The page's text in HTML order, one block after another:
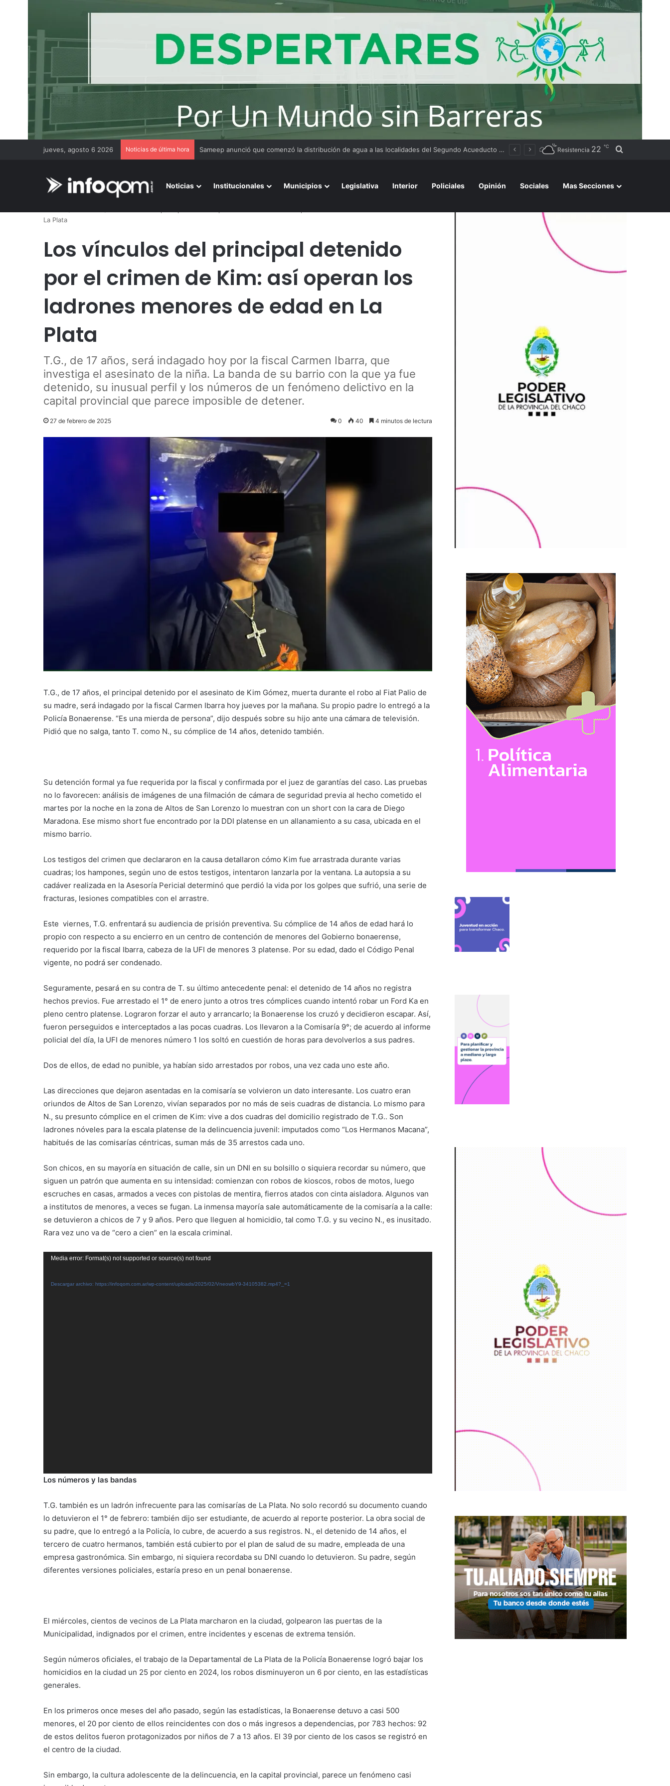
jueves, agosto 6 2026 Noticias de última hora Gremios y organizaciones sostienen la marcha pese a los cambios en la Ley de Tierras Resistencia 22 ℃ Buscar por
Noticias Institucionales Municipios Legislativa Interior Policiales Opinión Sociales Mas Secciones
La Plata
Los vínculos del principal detenido
por el crimen de Kim: así operan los
ladrones menores de edad en La
Plata
T.G., de 17 años, será indagado hoy por la fiscal Carmen Ibarra, que
investiga el asesinato de la niña. La banda de su barrio con la que ya fue
detenido, su inusual perfil y los números de un fenómeno delictivo en la
capital provincial que parece imposible de detener.
27 de febrero de 2025 0 40 4 minutos de lectura
T.G., de 17 años, el principal detenido por el asesinato de Kim Gómez, muerta durante el robo al Fiat Palio de
su madre, será indagado por la fiscal Carmen Ibarra hoy jueves por la mañana. Su propio padre lo entregó a la
Policía Bonaerense. “Es una mierda de persona”, dijo después sobre su hijo ante una cámara de televisión.
Pidió que no salga, tanto T. como N., su cómplice de 14 años, detenido también.
Su detención formal ya fue requerida por la fiscal y confirmada por el juez de garantías del caso. Las pruebas
no lo favorecen: análisis de imágenes de una filmación de cámara de seguridad previa al hecho cometido el
martes por la noche en la zona de Altos de San Lorenzo lo muestran con un short con la cara de Diego
Maradona. Ese mismo short fue encontrado por la DDI platense en un allanamiento a su casa, ubicada en el
mismo barrio.
Los testigos del crimen que declararon en la causa detallaron cómo Kim fue arrastrada durante varias
cuadras; los hampones, según uno de estos testigos, intentaron lanzarla por la ventana. La autopsia a su
cadáver realizada en la Asesoría Pericial determinó que perdió la vida por los golpes que sufrió, una serie de
fracturas, lesiones compatibles con el arrastre.
Este viernes, T.G. enfrentará su audiencia de prisión preventiva. Su cómplice de 14 años de edad hará lo
propio con respecto a su encierro en un centro de contención de menores del Gobierno bonaerense,
requerido por la fiscal Ibarra, cabeza de la UFI de menores 3 platense. Por su edad, dado el Código Penal
vigente, no podrá ser condenado.
Seguramente, pesará en su contra de T. su último antecedente penal: el detenido de 14 años no registra
hechos previos. Fue arrestado el 1° de enero junto a otros tres cómplices cuando intentó robar un Ford Ka en
pleno centro platense. Lograron forzar el auto y arrancarlo; la Bonaerense los cruzó y decidieron escapar. Así,
fueron perseguidos e interceptados a las pocas cuadras. Los llevaron a la Comisaría 9°; de acuerdo al informe
policial del día, la UFI de menores número 1 los soltó en cuestión de horas para devolverlos a sus padres.
Dos de ellos, de edad no punible, ya habían sido arrestados por robos, una vez cada uno este año.
Las direcciones que dejaron asentadas en la comisaría se volvieron un dato interesante. Los cuatro eran
oriundos de Altos de San Lorenzo, vivían separados por no más de seis cuadras de distancia. Lo mismo para
N., su presunto cómplice en el crimen de Kim: vive a dos cuadras del domicilio registrado de T.G.. Son
ladrones nóveles para la escala platense de la delincuencia juvenil: imputados como “Los Hermanos Macana”,
habitués de las comisarías céntricas, suman más de 35 arrestos cada uno.
Son chicos, en su mayoría en situación de calle, sin un DNI en su bolsillo o siquiera recordar su número, que
siguen un patrón que aumenta en su intensidad: comienzan con robos de kioscos, robos de motos, luego
escruches en casas, armados a veces con pistolas de mentira, fierros atados con cinta aisladora. Algunos van
a institutos de menores, a veces se fugan. La inmensa mayoría sale automáticamente de la comisaría a la calle:
se detuvieron a chicos de 7 y 9 años. Pero que lleguen al homicidio, tal como T.G. y su vecino N., es inusitado.
Rara vez uno va de “cero a cien” en la escala criminal.
Reproductor
vídeo
Media error: Format(s) not supported or source(s) not found
Descargar archivo: https://infoqom.com.ar/wp-content/uploads/2025/02/VneowbY9-34105382.mp4?_=1
Los números y las bandas
T.G. también es un ladrón infrecuente para las comisarías de La Plata. No solo recordó su documento cuando
lo detuvieron el 1° de febrero: también dijo ser estudiante, de acuerdo al reporte posterior. La obra social de
su padre, que lo entregó a la Policía, lo cubre, de acuerdo a sus registros. N., el detenido de 14 años, el
tercero de cuatro hermanos, también está cubierto por el plan de salud de su madre, empleada de una
empresa gastronómica. Sin embargo, ni siquiera recordaba su DNI cuando lo detuvieron. Su padre, según
diferentes versiones policiales, estaría preso en un penal bonaerense.
El miércoles, cientos de vecinos de La Plata marcharon en la ciudad, golpearon las puertas de la
Municipalidad, indignados por el crimen, entre incidentes y escenas de extrema tensión.
Según números oficiales, el trabajo de la Departamental de La Plata de la Policía Bonaerense logró bajar los
homicidios en la ciudad un 25 por ciento en 2024, los robos disminuyeron un 6 por ciento, en las estadísticas
generales.
En los primeros once meses del año pasado, según las estadísticas, la Bonaerense detuvo a casi 500
menores, el 20 por ciento de ellos reincidentes con dos o más ingresos a dependencias, por 783 hechos: 92
de estos delitos fueron protagonizados por niños de 7 a 13 años. El 39 por ciento de los casos se registró en
el centro de la ciudad.
Sin embargo, la cultura adolescente de la delincuencia, en la capital provincial, parece un fenómeno casi